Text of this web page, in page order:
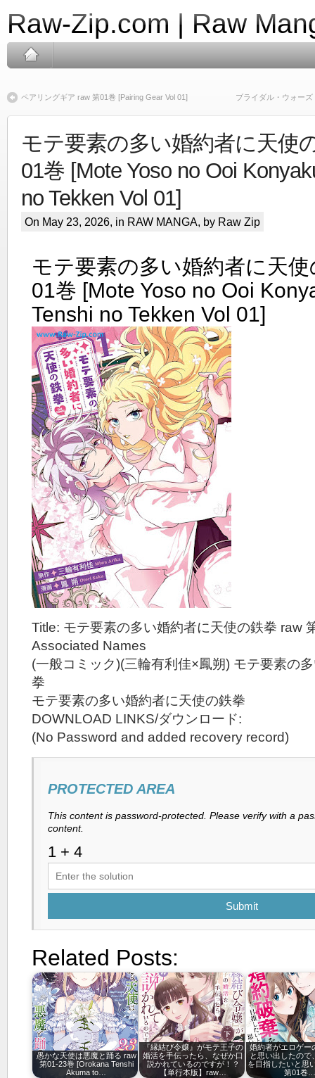
Raw-Zip.com | Raw
ペアリングギア raw 第01巻 [Pairing Gear Vol 01] ブライダル・ウォー
モテ要素の多い婚約者に天使
01巻 [Mote Yoso no Ooi
no Tekken Vol 01]
On May 23, 2026, in RAW MANGA, by Raw Zip
モテ要素の多い婚約者に天
01巻 [Mote Yoso no Ooi
Tenshi no Tekken Vol 01]
Title: モテ要素の多い婚約者に天使の鉄拳 raw
Associated Names
(一般コミック)(三輪有利佳×鳳朔) モテ要素の
拳
モテ要素の多い婚約者に天使の鉄拳
DOWNLOAD LINKS/ダウンロード:
(No Password and added recovery record)
PROTECTED AREA
This content is password-protected. Please verify with a
content.
Submit
Related Posts:
愚かな天使は悪魔と踊る raw
第01-23巻 [Orokana Tenshi
Akuma to…
『縁結び令嬢』がモテ王子の
婚活を手伝ったら、なぜか口
説かれているのですが！？
【単行本版】raw…
婚約者がエロゲー
と思い出したので
を目指したいと思
第01巻